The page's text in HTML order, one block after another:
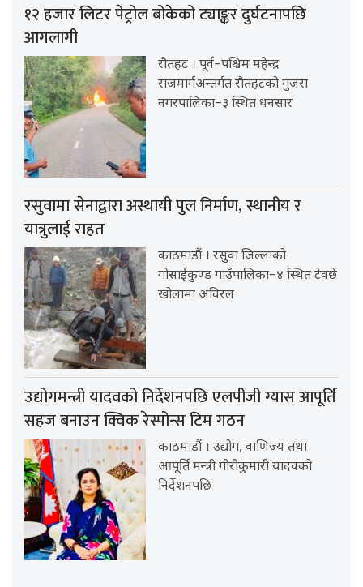
१२ हजार लिटर पेट्रोल बोकेको ट्याङ्कर दुर्घटनापछि
आगलागी
रौतहट । पूर्व–पश्चिम महेन्द्र
राजमार्गअन्तर्गत रौतहटको गुजरा
नगरपालिका–३ स्थित धनसार
रसुवामा सेनाद्वारा अस्थायी पुल निर्माण, स्थानीय र
यात्रुलाई राहत
काठमाडौं । रसुवा जिल्लाको
गोसाईकुण्ड गाउँपालिका–४ स्थित टेवछे
खोलामा अविरल
उद्योगमन्त्री यादवको निर्देशनपछि एलपीजी ग्यास आपूर्ति
सहज बनाउन क्विक रेस्पोन्स टिम गठन
काठमाडौं । उद्योग, वाणिज्य तथा
आपूर्ति मन्त्री गौरीकुमारी यादवको
निर्देशनपछि